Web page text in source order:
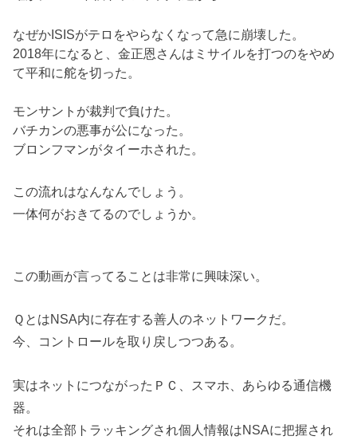
なぜかISISがテロをやらなくなって急に崩壊した。
2018年になると、金正恩さんはミサイルを打つのをやめ
て平和に舵を切った。
モンサントが裁判で負けた。
バチカンの悪事が公になった。
ブロンフマンがタイーホされた。
この流れはなんなんでしょう。
一体何がおきてるのでしょうか。
この動画が言ってることは非常に興味深い。
ＱとはNSA内に存在する善人のネットワークだ。
今、コントロールを取り戻しつつある。
実はネットにつながったＰＣ、スマホ、あらゆる通信機
器。
それは全部トラッキングされ個人情報はNSAに把握され